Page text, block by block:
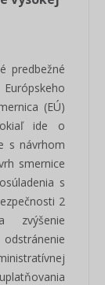
predbežné
(EÚ)
ide o
s návrhom
smernice
s
2
zvýšenie